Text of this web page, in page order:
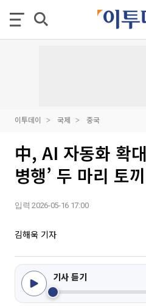
이투데이 국제 중국
中, AI 자동화 확
병행’ 두 마리 토
입력 2026-05-16 17:00
김해욱 기자
기사 듣기